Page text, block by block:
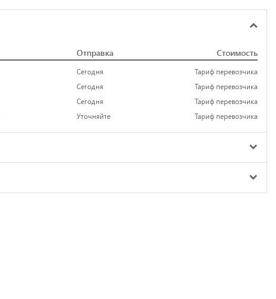
Отправка Стоимость
Сегодня
Тариф перевозчика
Сегодня
Тариф перевозчика
Сегодня
Тариф перевозчика
Уточняйте Тариф перевозчика